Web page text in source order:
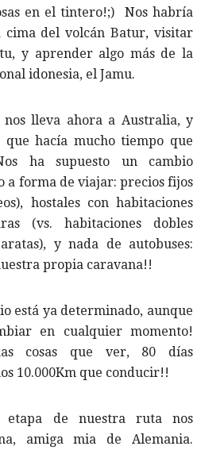
en el tintero!;) Nos habría
cima del volcán Batur, visitar
y aprender algo más de la
idonesia, el Jamu.
nos lleva ahora a Australia, y
que hacía mucho tiempo que
ha supuesto un cambio
a forma de viajar: precios fijos
hostales con habitaciones
(vs. habitaciones dobles
y nada de autobuses:
propia caravana!!
está ya determinado, aunque
en cualquier momento!
cosas que ver, 80 días
10.000Km que conducir!!
de nuestra ruta nos
amiga mia de Alemania.